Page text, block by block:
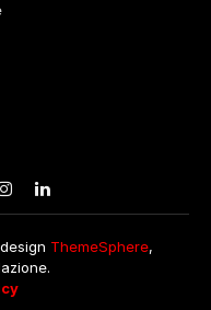
Instagram
LinkedIn
ThemeSphere,